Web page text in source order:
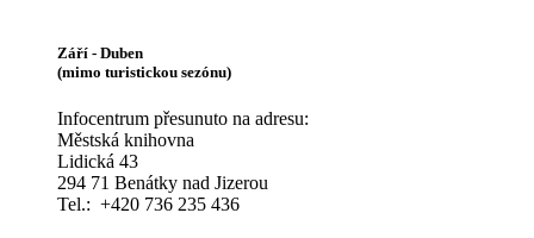
Září - Duben
(mimo turistickou sezónu)
Infocentrum přesunuto na adresu:
Městská knihovna
Lidická 43
294 71 Benátky nad Jizerou
Tel.: +420 736 235 436